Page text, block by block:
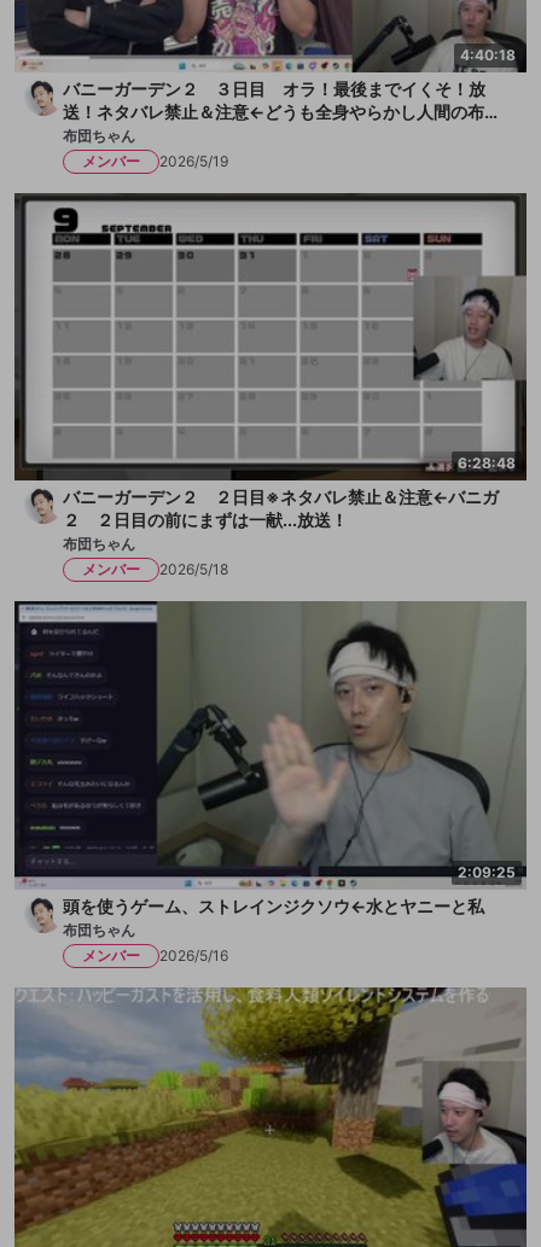
4:40:18
バニーガーデン２ ３日目 オラ！最後までイくそ！放
送！ネタバレ禁止＆注意←どうも全身やらかし人間の布団
ちゃんです！今日も女の子とチチクリ満載！まずは一献い
きます、か！放送
布団ちゃん
メンバー
2026/5/19
6:28:48
バニーガーデン２ ２日目※ネタバレ禁止＆注意←バニガ
２ ２日目の前にまずは一献...放送！
布団ちゃん
メンバー
2026/5/18
2:09:25
頭を使うゲーム、ストレインジクソウ←水とヤニーと私
布団ちゃん
メンバー
2026/5/16